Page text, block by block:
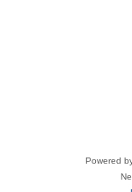
Powered